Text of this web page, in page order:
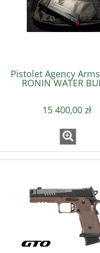
Pistolet Glock 43X Black
9x19
3 051,00 zł
Pistolet Agency
RONIN WATER
15 400,00 zł